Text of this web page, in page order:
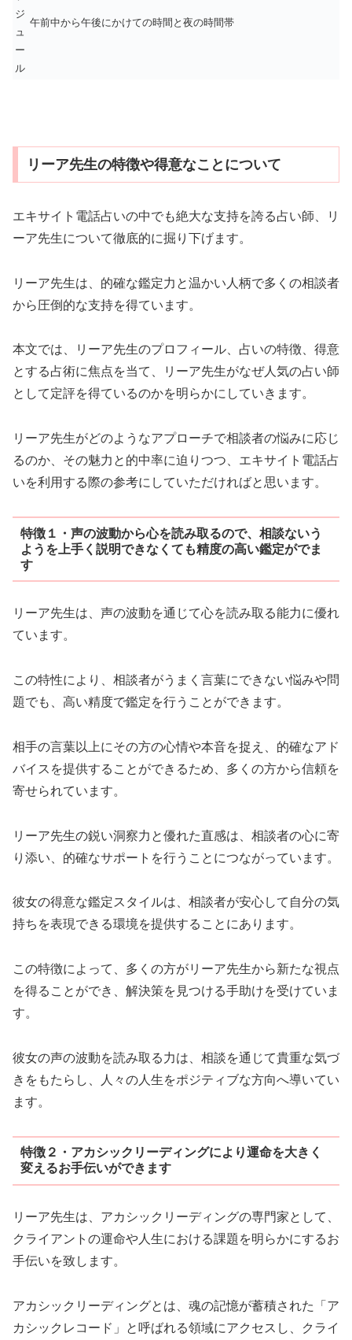
ジ
ュ
ー
ル
午前中から午後にかけての時間と夜の時間帯
リーア先生の特徴や得意なことについて
エキサイト電話占いの中でも絶大な支持を誇る占い師、リ
ーア先生について徹底的に掘り下げます。
リーア先生は、的確な鑑定力と温かい人柄で多くの相談者
から圧倒的な支持を得ています。
本文では、リーア先生のプロフィール、占いの特徴、得意
とする占術に焦点を当て、リーア先生がなぜ人気の占い師
として定評を得ているのかを明らかにしていきます。
リーア先生がどのようなアプローチで相談者の悩みに応じ
るのか、その魅力と的中率に迫りつつ、エキサイト電話占
いを利用する際の参考にしていただければと思います。
特徴１・声の波動から心を読み取るので、相談ないう
ようを上手く説明できなくても精度の高い鑑定がでま
す
リーア先生は、声の波動を通じて心を読み取る能力に優れ
ています。
この特性により、相談者がうまく言葉にできない悩みや問
題でも、高い精度で鑑定を行うことができます。
相手の言葉以上にその方の心情や本音を捉え、的確なアド
バイスを提供することができるため、多くの方から信頼を
寄せられています。
リーア先生の鋭い洞察力と優れた直感は、相談者の心に寄
り添い、的確なサポートを行うことにつながっています。
彼女の得意な鑑定スタイルは、相談者が安心して自分の気
持ちを表現できる環境を提供することにあります。
この特徴によって、多くの方がリーア先生から新たな視点
を得ることができ、解決策を見つける手助けを受けていま
す。
彼女の声の波動を読み取る力は、相談を通じて貴重な気づ
きをもたらし、人々の人生をポジティブな方向へ導いてい
ます。
特徴２・アカシックリーディングにより運命を大きく
変えるお手伝いができます
リーア先生は、アカシックリーディングの専門家として、
クライアントの運命や人生における課題を明らかにするお
手伝いを致します。
アカシックリーディングとは、魂の記憶が蓄積された「ア
カシックレコード」と呼ばれる領域にアクセスし、クライ